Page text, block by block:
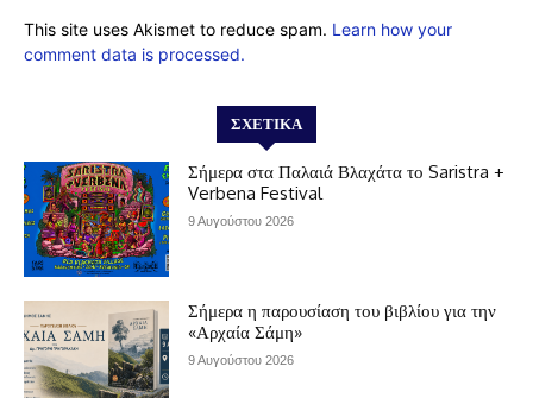
This site uses Akismet to reduce spam. Learn how your
comment data is processed.
ΣΧΕΤΙΚΆ
Σήμερα στα Παλαιά Βλαχάτα το Saristra +
Verbena Festival
9 Αυγούστου 2026
Σήμερα η παρουσίαση του βιβλίου για την
«Αρχαία Σάμη»
9 Αυγούστου 2026